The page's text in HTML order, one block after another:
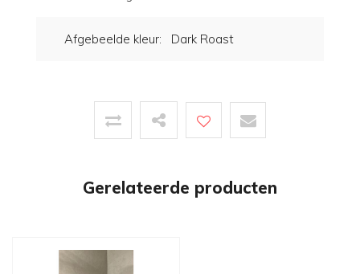
Afgebeelde kleur: Dark Roast
Gerelateerde producten